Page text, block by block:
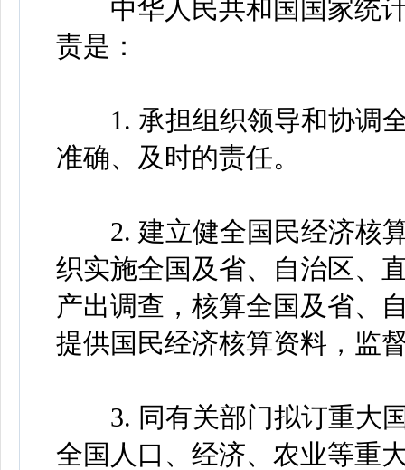
中华人民共和国国家统计
责是：
1. 承担组织领导和协调全
准确、及时的责任。
2. 建立健全国民经济核算
织实施全国及省、自治区、
产出调查，核算全国及省、
提供国民经济核算资料，监
3. 同有关部门拟订重大国
全国人口、经济、农业等重